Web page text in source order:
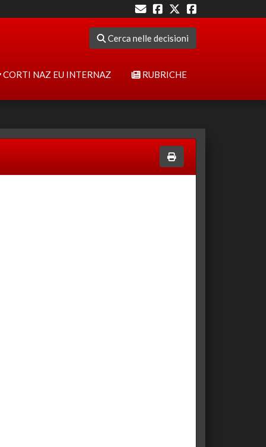
Cerca nelle decisioni
CORTI NAZ EU INTERNAZ RUBRICHE